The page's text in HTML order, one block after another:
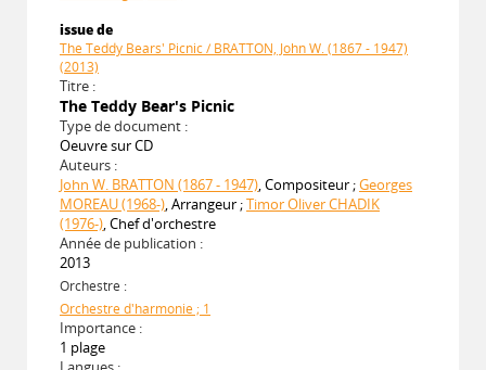
issue de
The Teddy Bears' Picnic / BRATTON, John W. (1867 - 1947)
(2013)
Titre :
The Teddy Bear's Picnic
Type de document :
Oeuvre sur CD
Auteurs :
John W. BRATTON (1867 - 1947), Compositeur ;Georges
MOREAU (1968-), Arrangeur ;Timor Oliver CHADIK
(1976-), Chef d'orchestre
Année de publication :
2013
Orchestre :
Orchestre d'harmonie ; 1
Importance :
1 plage